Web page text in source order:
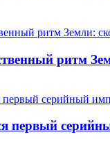
ритм
первый